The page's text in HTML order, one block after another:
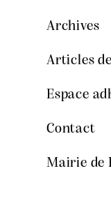
Archives
Articles
Espace
Contact
Mairie de